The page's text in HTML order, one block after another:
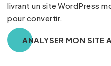
livrant un site WordPress
pour convertir.
ANALYSER MON SITE